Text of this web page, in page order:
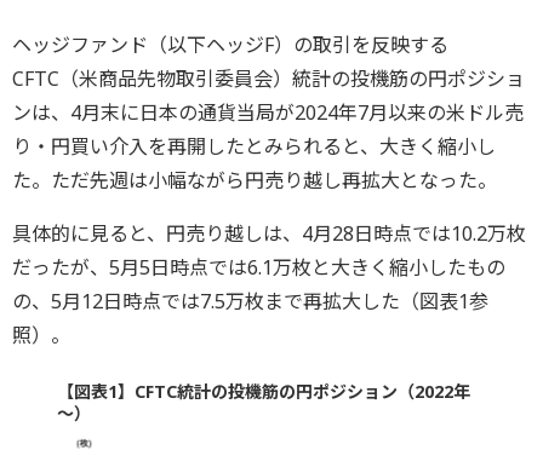
ヘッジファンド（以下ヘッジF）の取引を反映する
CFTC（米商品先物取引委員会）統計の投機筋の円ポジショ
ンは、4月末に日本の通貨当局が2024年7月以来の米ドル売
り・円買い介入を再開したとみられると、大きく縮小し
た。ただ先週は小幅ながら円売り越し再拡大となった。
具体的に見ると、円売り越しは、4月28日時点では10.2万枚
だったが、5月5日時点では6.1万枚と大きく縮小したもの
の、5月12日時点では7.5万枚まで再拡大した（図表1参
照）。
【図表1】CFTC統計の投機筋の円ポジション（2022年
～）